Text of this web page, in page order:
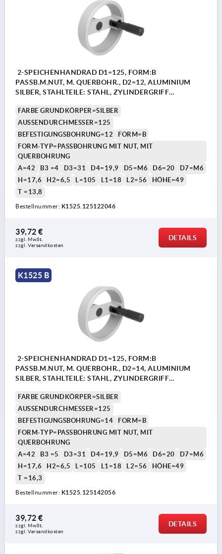
2-SPEICHENHANDRAD D1=125, FORM:B
PASSB.M.NUT, M. QUERBOHR., D2=12, ALUMINIUM
SILBER, STAHLTEILE: STAHL, ZYLINDERGRIFF
FARBE GRUNDKÖRPER=SILBER
AUSSENDURCHMESSER=125
BEFESTIGUNGSBOHRUNG=12
FORM=B
FORM-TYP=PASSBOHRUNG MIT NUT, MIT
QUERBOHRUNG
A=42
B3 =4 D3=31 D4=19,9 D5=M6 D6=20
D7=M6
H=17,6
H2=6,5 L=105 L1=18 L2=56
HÖHE=49
T =13,8
Bestellnummer: K1525.125122046
39,72 €
zzgl. MwSt.
zzgl. Versandkosten
DETAILS
K1525 B
2-SPEICHENHANDRAD D1=125, FORM:B
PASSB.M.NUT, M. QUERBOHR., D2=14, ALUMINIUM
SILBER, STAHLTEILE: STAHL, ZYLINDERGRIFF
FARBE GRUNDKÖRPER=SILBER
AUSSENDURCHMESSER=125
BEFESTIGUNGSBOHRUNG=14
FORM=B
FORM-TYP=PASSBOHRUNG MIT NUT, MIT
QUERBOHRUNG
A=42
B3 =5 D3=31 D4=19,9 D5=M6 D6=20
D7=M6
H=17,6
H2=6,5 L=105 L1=18 L2=56
HÖHE=49
T =16,3
Bestellnummer: K1525.125142056
39,72 €
zzgl. MwSt.
zzgl. Versandkosten
DETAILS